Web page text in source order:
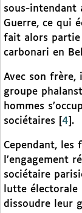
sous-intendant
Guerre, ce qui
fait alors partie
carbonari en
Avec son frère,
groupe
hommes
sociétaires
4 .
Cependant, les
l’engagement
sociétaire
lutte
dissoudre leur